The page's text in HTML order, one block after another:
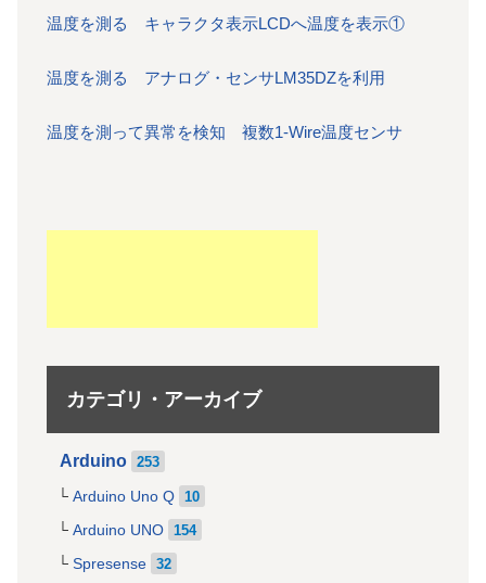
温度を測る キャラクタ表示LCDへ温度を表示①
温度を測る アナログ・センサLM35DZを利用
温度を測って異常を検知 複数1-Wire温度センサ
カテゴリ・アーカイブ
Arduino 253
Arduino Uno Q 10
Arduino UNO 154
Spresense 32